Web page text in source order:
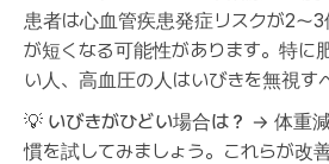
患者は心血管疾患発症リスクが2〜
が短くなる可能性があります。特に
い人、高血圧の人はいびきを無視す
💡 いびきがひどい場合は？ → 体重
慣を試してみましょう。これらが改